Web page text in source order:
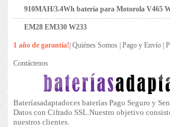
910MAH/3.4Wh batería para Motorola V465
EM28 EM330 W233
1 año de garantía! |Quiénes Somos |Pago y Envío |
Contáctenos
Bateríasadaptador.es baterías Pago Seguro y
Datos con Cifrado SSL.Nuestro objetivo
nuestros clientes.